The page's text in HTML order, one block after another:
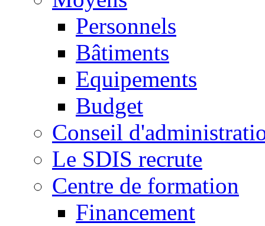
Personnels
Bâtiments
Equipements
Budget
Conseil
Le SDIS recrute
Centre de formation
Financement